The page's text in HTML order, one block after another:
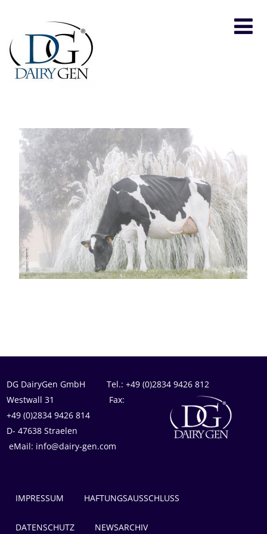
DG DairyGen GmbH Tel.: +49 (0)2834 9426 812
Westwall 31 Fax:
+49 (0)2834 9426 814
D- 47638 Straelen
eMail: info@dairy-gen.com
IMPRESSUM HAFTUNGSAUSSCHLUSS
DATENSCHUTZ NEWSARCHIV